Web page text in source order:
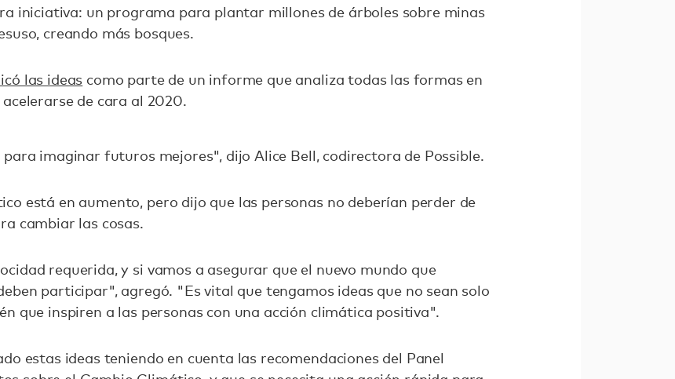
iniciativa: un programa para plantar millones de árboles sobre minas
creando más bosques.
las ideas como parte de un informe que analiza todas las formas en
de cara al 2020.
imaginar futuros mejores", dijo Alice Bell, codirectora de Possible.
está en aumento, pero dijo que las personas no deberían perder de
cambiar las cosas.
requerida, y si vamos a asegurar que el nuevo mundo que
participar", agregó. "Es vital que tengamos ideas que no sean solo
que inspiren a las personas con una acción climática positiva".
estas ideas teniendo en cuenta las recomendaciones del Panel